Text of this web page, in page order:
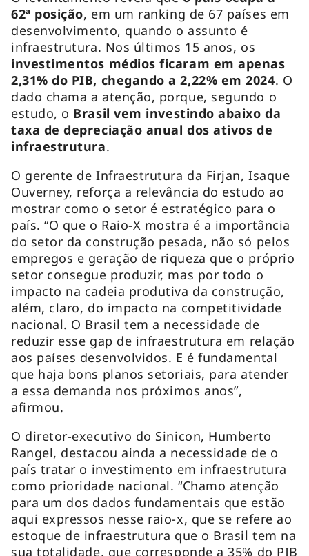
62ª posição, em um ranking de 67 países em
desenvolvimento, quando o assunto é
infraestrutura. Nos últimos 15 anos, os
investimentos médios ficaram em apenas
2,31% do PIB, chegando a 2,22% em 2024. O
dado chama a atenção, porque, segundo o
estudo, o Brasil vem investindo abaixo da
taxa de depreciação anual dos ativos de
infraestrutura.
O gerente de Infraestrutura da Firjan, Isaque
Ouverney, reforça a relevância do estudo ao
mostrar como o setor é estratégico para o
país. “O que o Raio-X mostra é a importância
do setor da construção pesada, não só pelos
empregos e geração de riqueza que o próprio
setor consegue produzir, mas por todo o
impacto na cadeia produtiva da construção,
além, claro, do impacto na competitividade
nacional. O Brasil tem a necessidade de
reduzir esse gap de infraestrutura em relação
aos países desenvolvidos. E é fundamental
que haja bons planos setoriais, para atender
a essa demanda nos próximos anos”,
afirmou.
O diretor-executivo do Sinicon, Humberto
Rangel, destacou ainda a necessidade de o
país tratar o investimento em infraestrutura
como prioridade nacional. “Chamo atenção
para um dos dados fundamentais que estão
aqui expressos nesse raio-x, que se refere ao
estoque de infraestrutura que o Brasil tem na
sua totalidade, que corresponde a 35% do PIB